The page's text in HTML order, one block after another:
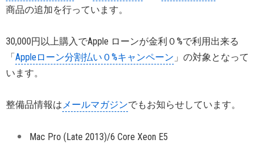
商品の追加を行っています。
30,000円以上購入でApple ローンが金利０%で利用出来る
「Appleローン分割払い０%キャンペーン 」の対象となって
います。
整備品情報はメールマガジンでもお知らせしています。
Mac Pro (Late 2013)/6 Core Xeon E5